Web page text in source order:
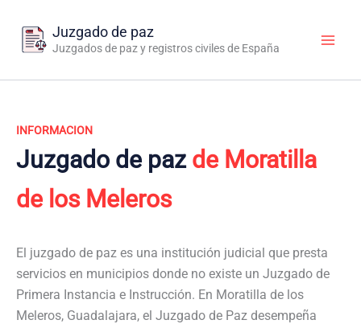
contenido
Juzgado de paz
Juzgados de paz y registros civiles de España
INFORMACION
Juzgado de paz de Moratilla
de los Meleros
El juzgado de paz es una institución judicial que presta
servicios en municipios donde no existe un Juzgado de
Primera Instancia e Instrucción. En Moratilla de los
Meleros, Guadalajara, el Juzgado de Paz desempeña